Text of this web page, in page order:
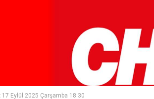
17 Eylül 2025 Çarşamba 18:30